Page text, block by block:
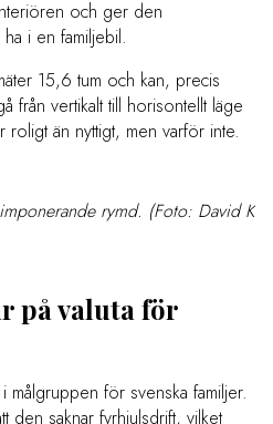
och ger den
i en familjebil.
15,6 tum och kan, precis
från vertikalt till horisontellt läge
än nyttigt, men varför inte.
rymd. (Foto: David K
på valuta för
målgruppen för svenska familjer.
den saknar fyrhjulsdrift, vilket